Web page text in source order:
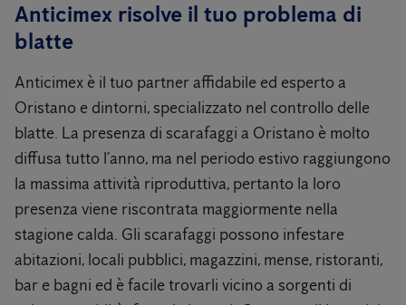
Anticimex risolve il tuo problema di
blatte
Anticimex è il tuo partner affidabile ed esperto a
Oristano e dintorni, specializzato nel controllo delle
blatte. La presenza di scarafaggi a Oristano è molto
diffusa tutto l’anno, ma nel periodo estivo raggiungono
la massima attività riproduttiva, pertanto la loro
presenza viene riscontrata maggiormente nella
stagione calda. Gli scarafaggi possono infestare
abitazioni, locali pubblici, magazzini, mense, ristoranti,
bar e bagni ed è facile trovarli vicino a sorgenti di